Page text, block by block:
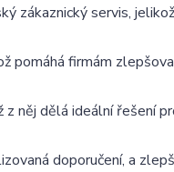
zákaznický servis,
pomáhá firmám
z něj dělá ideální řešení
doporučení, a